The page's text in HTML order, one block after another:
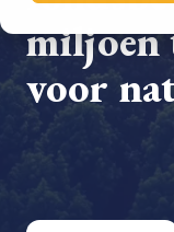
miljoen
voor